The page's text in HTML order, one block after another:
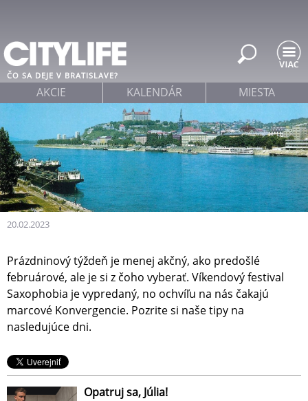
20.02.2023
ČO SA DEJE V BRATISLAVE?
Prázdninový týždeň je menej akčný, ako predošlé
februárové, ale je si z čoho vyberať. Víkendový festival
Saxophobia je vypredaný, no ochvíľu na nás čakajú
marcové Konvergencie. Pozrite si naše tipy na
nasledujúce dni.
Opatruj sa, Júlia!
AKCIE KALENDÁR MIESTA